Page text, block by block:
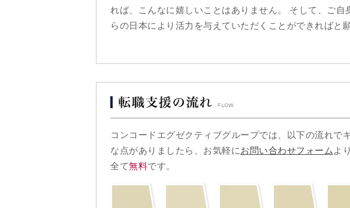
れば、こんなに嬉しいことはありません。 そして、ご
らの日本により活力を与えていただくことができればと
コンコードエグゼクティブグループでは、以下の流れで
な点がありましたら、お気軽にお問い合わせフォーム よ
全て無料です。